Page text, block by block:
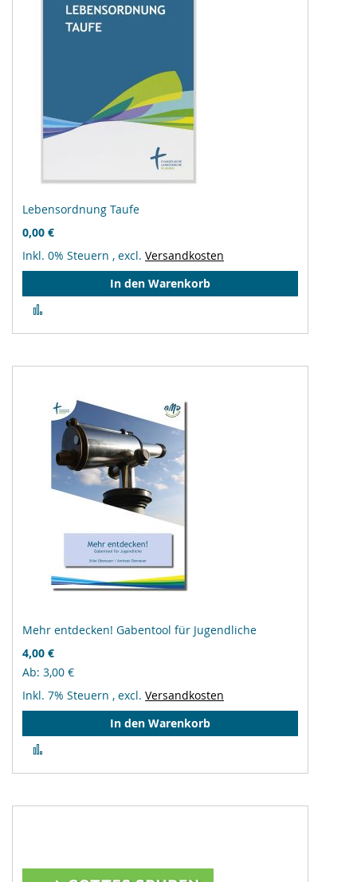
Lebensordnung Taufe
0,00 €
Inkl. 0% Steuern , excl. Versandkosten
In den Warenkorb
hinzufügen
Mehr entdecken! Gabentool für Jugendliche
4,00 €
Ab 3,00 €
Inkl. 7% Steuern , excl. Versandkosten
In den Warenkorb
hinzufügen